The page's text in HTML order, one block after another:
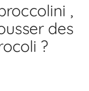
,
des
?